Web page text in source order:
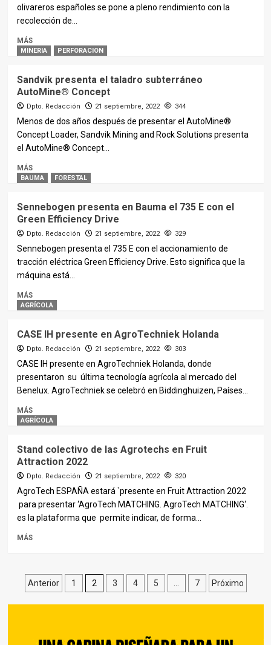
olivareros españoles se pone a pleno rendimiento con la
recolección de...
MÁS
MINERIA PERFORACION
Sandvik presenta el taladro subterráneo
AutoMine® Concept
Dpto. Redacción 21 septiembre, 2022 344
Menos de dos años después de presentar el AutoMine®
Concept Loader, Sandvik Mining and Rock Solutions presenta
el AutoMine® Concept...
MÁS
BAUMA FORESTAL
Sennebogen presenta en Bauma el 735 E con el
Green Efficiency Drive
Dpto. Redacción 21 septiembre, 2022 329
Sennebogen presenta el 735 E con el accionamiento de
tracción eléctrica Green Efficiency Drive. Esto significa que la
máquina está...
MÁS
AGRÍCOLA
CASE IH presente en AgroTechniek Holanda
Dpto. Redacción 21 septiembre, 2022 303
CASE IH presente en AgroTechniek Holanda, donde
presentaron su última tecnología agrícola al mercado del
Benelux. AgroTechniek se celebró en Biddinghuizen, Países...
MÁS
AGRÍCOLA
Stand colectivo de las Agrotechs en Fruit
Attraction 2022
Dpto. Redacción 21 septiembre, 2022 320
AgroTech ESPAÑA estará `presente en Fruit Attraction 2022
para presentar ‘AgroTech MATCHING. AgroTech MATCHING‘.
es la plataforma que permite indicar, de forma...
MÁS
Paginación
de
Anterior 1 2 3 4 5 … 7 Próximo